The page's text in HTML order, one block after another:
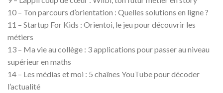
10 – Ton parcours d’orientation : Quelles solutions en ligne ?
11 – Startup For Kids : Orientoi, le jeu pour découvrir les
métiers
13 – Ma vie au collège : 3 applications pour passer au niveau
supérieur en maths
14 – Les médias et moi : 5 chaînes YouTube pour décoder
l’actualité